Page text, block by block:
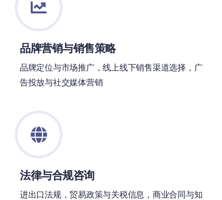
品牌营销与销售策略
品牌定位与市场推广，线上线下销售渠道选择，广
告投放与社交媒体营销
法律与合规咨询
进出口法规，贸易政策与关税信息，商业合同与知